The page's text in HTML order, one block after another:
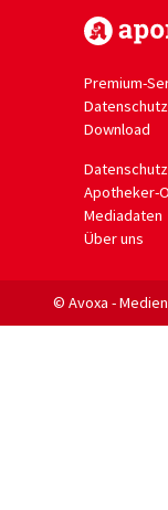
Premium-
Datenschutz
Download
Apotheker-
Mediadaten
Über uns
© Avoxa -